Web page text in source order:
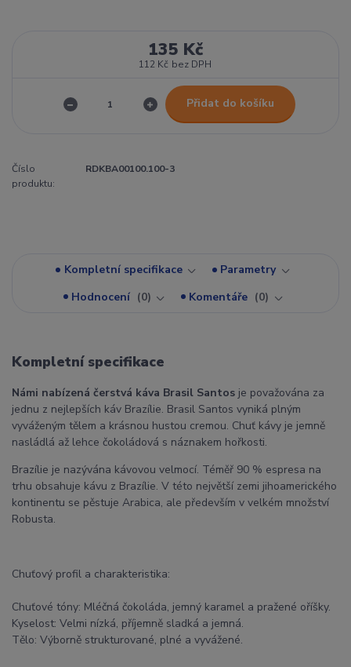
135 Kč
112 Kč bez DPH
Přidat do košíku
Číslo
produktu:
RDKBA00100.100-3
Kompletní specifikace
Parametry
Hodnocení
0 Komentáře 0
Kompletní specifikace
Námi nabízená čerstvá káva Brasil Santos je považována za
jednu z nejlepších káv Brazílie. Brasil Santos vyniká plným
vyváženým tělem a krásnou hustou cremou. Chuť kávy je jemně
nasládlá až lehce čokoládová s náznakem hořkosti.
Brazílie je nazývána kávovou velmocí. Téměř 90 % espresa na
trhu obsahuje kávu z Brazílie. V této největší zemi jihoamerického
kontinentu se pěstuje Arabica, ale především v velkém množství
Robusta.
Chuťový profil a charakteristika:
Chuťové tóny: Mléčná čokoláda, jemný karamel a pražené oříšky.
Kyselost: Velmi nízká, příjemně sladká a jemná.
Tělo: Výborně strukturované, plné a vyvážené.